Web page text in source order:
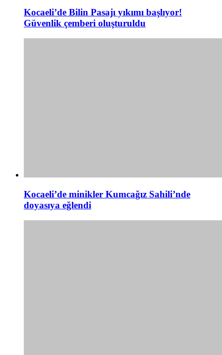
Kocaeli’de Bilin Pasajı yıkımı başlıyor!
Güvenlik çemberi oluşturuldu
Kocaeli’de minikler Kumcağız Sahili’nde
doyasıya eğlendi